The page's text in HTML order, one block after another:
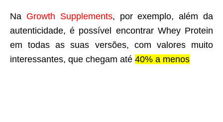
Na Growth Supplements, por exemplo, além da
autenticidade, é possível encontrar Whey Protein
em todas as suas versões, com valores muito
interessantes, que chegam até 40% a menos